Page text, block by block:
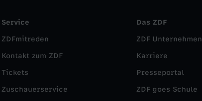
Service
ZDFmitreden
Kontakt zum ZDF
Tickets
Zuschauerservice
Das ZDF
ZDF Unternehmen
Karriere
Presseportal
ZDF goes Schule